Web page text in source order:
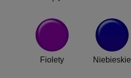
Fiolety Niebieskie